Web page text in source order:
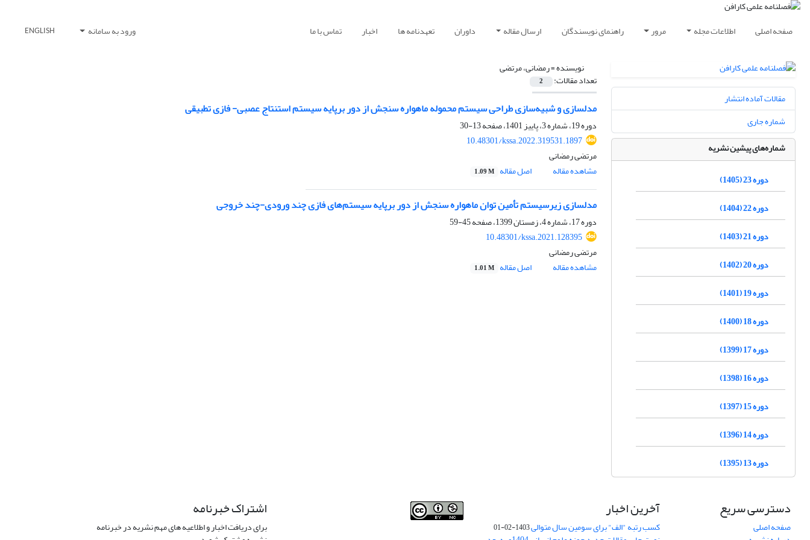
صفحه اصلی اطلاعات مجله مرور راهنمای نویسندگان ارسال مقاله داوران تعهدنامه ها اخبار تماس با ما ورود به سامانه ENGLISH
نویسنده =رمضانی، مرتضی
تعداد مقالات: 2
مدلسازی و شبیه‌سازی طراحی سیستم محموله ماهواره سنجش از دور برپایه سیستم استنتاج عصبی- فازی تطبیقی
دوره 19، شماره 3، پاییز 1401، صفحه
13-30
10.48301/kssa.2022.319531.1897
مرتضی رمضانی
مشاهده مقاله
اصل مقاله 1.09 M
مدلسازی زیرسیستم تأمین توان ماهواره سنجش از دور برپایه سیستم‌های فازی چند ورودی-چند خروجی
دوره 17، شماره 4، زمستان 1399، صفحه
45-59
10.48301/kssa.2021.128395
مرتضی رمضانی
مشاهده مقاله
اصل مقاله 1.01 M
مقالات آماده انتشار
شماره جاری
شماره‌های پیشین نشریه
دوره 23 (1405)
دوره 22 (1404)
دوره 21 (1403)
دوره 20 (1402)
دوره 19 (1401)
دوره 18 (1400)
دوره 17 (1399)
دوره 16 (1398)
دوره 15 (1397)
دوره 14 (1396)
دوره 13 (1395)
دسترسی سریع
صفحه اصلی
آخرین اخبار
کسب رتبه "الف" برای سومین سال متوالی1403-02-01
اشتراک خبرنامه
برای دریافت اخبار و اطلاعیه های مهم نشریه در خبرنامه